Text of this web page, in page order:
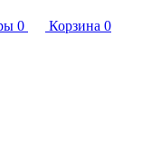
0 Корзина 0